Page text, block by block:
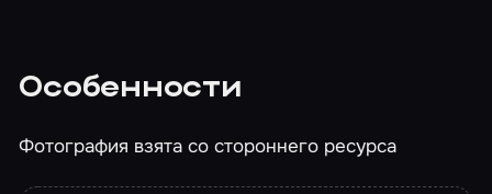
Особенности
Фотография взята со стороннего ресурса